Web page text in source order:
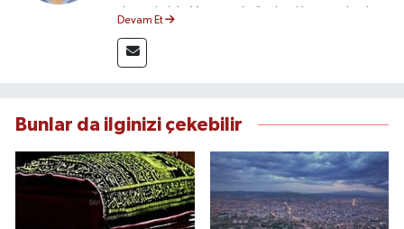
deneyimiyle Van yerel gündemi başta olmak
takip etmektedir. Editoryal sürece katkı sunan
Yılmaz, tarafsızlık, doğruluk ve etik ilkeler
bilgilendirmektedir.
Devam Et
Bunlar da ilginizi çekebilir